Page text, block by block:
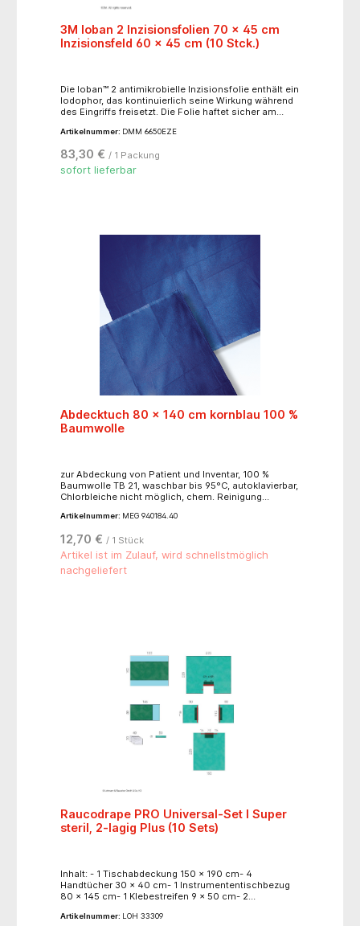
3M Ioban 2 Inzisionsfolien 70 x 45 cm
Inzisionsfeld 60 x 45 cm (10 Stck.)
Die loban™ 2 antimikrobielle Inzisionsfolie enthält ein
lodophor, das kontinuierlich seine Wirkung während
des Eingriffs freisetzt. Die Folie haftet sicher am
Retraktionen sowie bei begleitenden Anforderungen
Inzisionsfolie bietet neben dem physikalischen auch
einen chemischen Schutz vor bakteriellen
Besonders wichtig jedoch bei orthopädischen,
kardiovaskularen und neurochirurgischen Eingriffen.
Artikelnummer: DMM 6650EZE
83,30 € / 1 Packung
sofort lieferbar
Abdecktuch 80 x 140 cm kornblau 100 %
Baumwolle
zur Abdeckung von Patient und Inventar, 100 %
Baumwolle TB 21, waschbar bis 95°C, autoklavierbar,
Chlorbleiche nicht möglich, chem. Reinigung
Temperaturen, ohne Loch und ohne Schlitz (auf
Aufpreis 6,65 € / bei Schlitz > 25 cm Aufpreis 7,15 € /
bei ovalem Loch, Dreieck, Viereck usw. - Aufpreis 7,15
€ / bei Sonderanfertigungen laut Skizze - Aufpreis
7,15 €)
Artikelnummer: MEG 940184.40
12,70 € / 1 Stück
Artikel ist im Zulauf, wird schnellstmöglich
nachgeliefert
Raucodrape PRO Universal-Set I Super
steril, 2-lagig Plus (10 Sets)
Inhalt: - 1 Tischabdeckung 150 x 190 cm- 4
Handtücher 30 x 40 cm- 1 Instrumententischbezug
80 x 145 cm- 1 Klebestreifen 9 x 50 cm- 2
lagig Plus, 190 x 225 cm, dreiteiliger Klebestreifen (15
Artikelnummer: LOH 33309